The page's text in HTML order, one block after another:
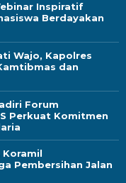
Inspiratif
Berdayakan
Wajo, Kapolres
dan
Forum
Perkuat Komitmen
Koramil
Pembersihan Jalan